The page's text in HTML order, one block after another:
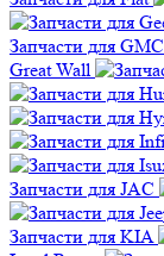
Запчасти для GMC
Great Wall
Запчасти для JAC
Запчасти для KIA